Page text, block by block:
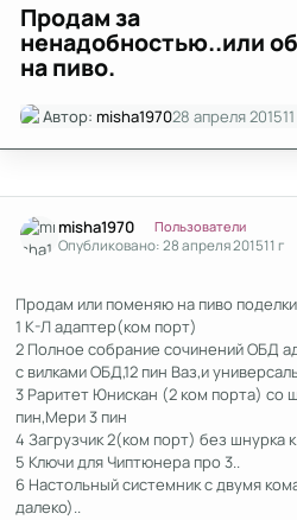
Продам за
ненадобностью..или
на пиво.
Автор: misha197028 апреля 2015
misha1970 Пользователи
Опубликовано:28 апреля 201511 г
Продам или поменяю на пиво
1 К-Л адаптер(ком порт)
2 Полное собрание сочинений ОБД
с вилками ОБД,12 пин Ваз,и
3 Раритет Юнискан (2 ком порта) со
пин,Мери 3 пин
4 Загрузчик 2(ком порт) без шнурка
5 Ключи для Чиптюнера про 3..
6 Настольный системник с двумя
далеко)..